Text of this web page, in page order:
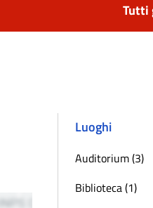
Tutti
Luoghi
Auditorium (3)
Biblioteca (1)